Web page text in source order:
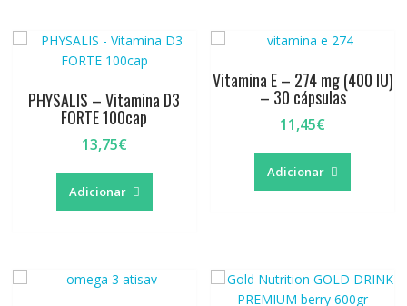
PHYSALIS – Vitamina D3
FORTE 100cap
13,75€
Adicionar
Vitamina E – 274 mg (400 IU)
– 30 cápsulas
11,45€
Adicionar